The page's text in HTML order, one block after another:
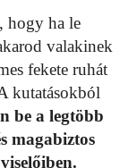
hogy ha le
valakinek
fekete ruhát
kutatásokból
be a legtöbb
magabiztos